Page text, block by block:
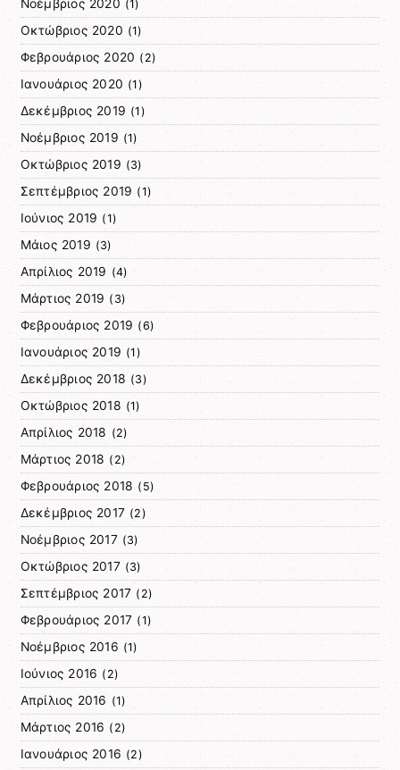
Νοέμβριος 2020 (1)
Οκτώβριος 2020 (1)
Φεβρουάριος 2020 (2)
Ιανουάριος 2020 (1)
Δεκέμβριος 2019 (1)
Νοέμβριος 2019 (1)
Οκτώβριος 2019 (3)
Σεπτέμβριος 2019 (1)
Ιούνιος 2019 (1)
Μάιος 2019 (3)
Απρίλιος 2019 (4)
Μάρτιος 2019 (3)
Φεβρουάριος 2019 (6)
Ιανουάριος 2019 (1)
Δεκέμβριος 2018 (3)
Οκτώβριος 2018 (1)
Απρίλιος 2018 (2)
Μάρτιος 2018 (2)
Φεβρουάριος 2018 (5)
Δεκέμβριος 2017 (2)
Νοέμβριος 2017(3)
Οκτώβριος 2017(3)
Σεπτέμβριος 2017 (2)
Φεβρουάριος 2017 (1)
Νοέμβριος 2016 (1)
Ιούνιος 2016 (2)
Απρίλιος 2016 (1)
Μάρτιος 2016 (2)
Ιανουάριος 2016 (2)